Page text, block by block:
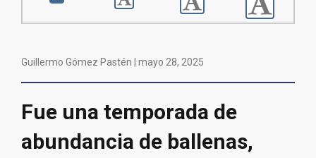
Guillermo Gómez Pastén | mayo 28, 2025
Fue una temporada de
abundancia de ballenas,